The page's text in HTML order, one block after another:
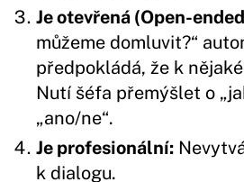
Je otevřená (Open-
můžeme domluvit?“
předpokládá, že k
Nutí šéfa přemýšlet o
„ano/ne“.
Je profesionální:
k dialogu.